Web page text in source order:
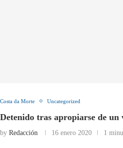
Costa da Morte Uncategorized
Detenido tras apropiarse de un
by Redacción 16 enero 2020 1